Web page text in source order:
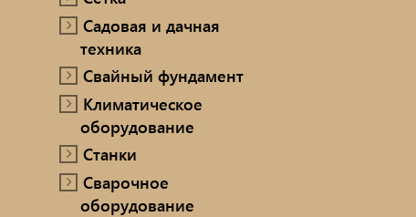
Садовая и дачная
техника
Свайный фундамент
Климатическое
оборудование
Станки
Сварочное
оборудование